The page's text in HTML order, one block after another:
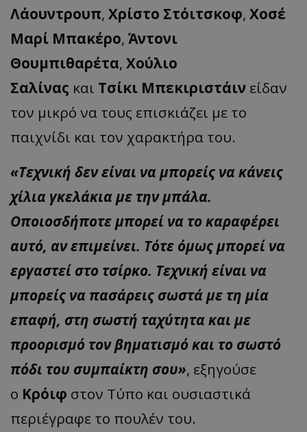
Λάουντρουπ, Χρίστο Στόιτσκοφ, Χοσέ
Μαρί Μπακέρο, Άντονι
Θουμπιθαρέτα, Χούλιο
Σαλίνας και Τσίκι Μπεκιριστάιν είδαν
τον μικρό να τους επισκιάζει με το
παιχνίδι και τον χαρακτήρα του.
«Τεχνική δεν είναι να μπορείς να κάνεις
χίλια γκελάκια με την μπάλα.
Οποιοσδήποτε μπορεί να το καραφέρει
αυτό, αν επιμείνει. Τότε όμως μπορεί να
εργαστεί στο τσίρκο. Τεχνική είναι να
μπορείς να πασάρεις σωστά με τη μία
επαφή, στη σωστή ταχύτητα και με
προορισμό τον βηματισμό και το σωστό
πόδι του συμπαίκτη σου», εξηγούσε
ο Κρόιφ στον Τύπο και ουσιαστικά
περιέγραφε το πουλέν του.